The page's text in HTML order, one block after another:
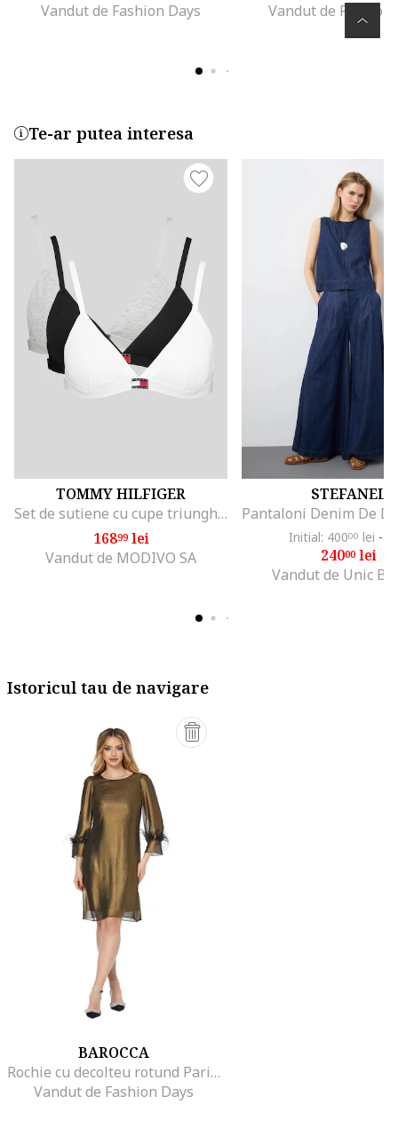
Vandut de Fashion Days
Vandut de Fashion
Te-ar putea interesa
TOMMY HILFIGER
Set de sutiene cu cupe triunghiulare si detaliu logo - 3 perechi, Alb/Negru/Gri melange
16899lei
Vandut de MODIVO SA
STEFANEL
Initial: 40000 lei -
24000lei
Vandut de Unic
Istoricul tau de navigare
BAROCCA
Rochie cu decolteu rotund Paris, Auriu
Vandut de Fashion Days